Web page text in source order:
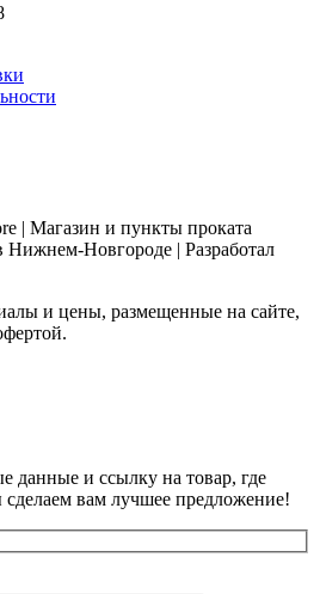
| Магазин и пункты проката
Нижнем-Новгороде | Разработал
и цены, размещенные на сайте,
данные и ссылку на товар, где
вам лучшее предложение!